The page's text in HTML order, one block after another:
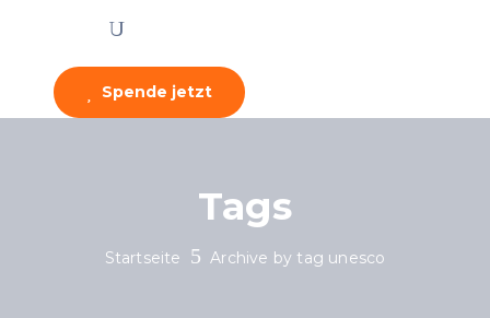
Spende jetzt
Tags
Startseite Archive by tag unesco